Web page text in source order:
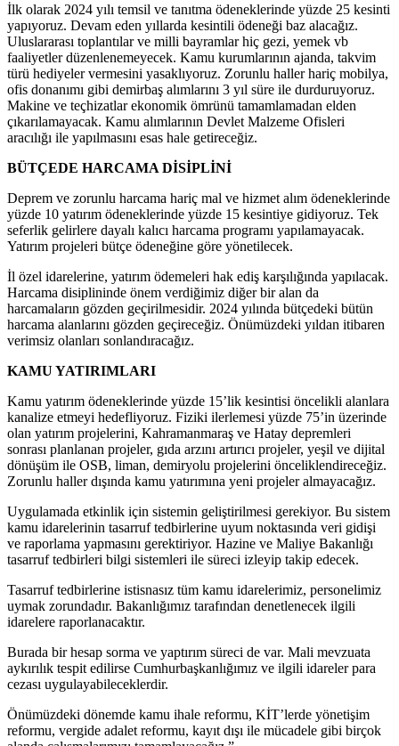
İlk olarak 2024 yılı temsil ve tanıtma ödeneklerinde yüzde 25 kesinti
yapıyoruz. Devam eden yıllarda kesintili ödeneği baz alacağız.
Uluslararası toplantılar ve milli bayramlar hiç gezi, yemek vb
faaliyetler düzenlenemeyecek. Kamu kurumlarının ajanda, takvim
türü hediyeler vermesini yasaklıyoruz. Zorunlu haller hariç mobilya,
ofis donanımı gibi demirbaş alımlarını 3 yıl süre ile durduruyoruz.
Makine ve teçhizatlar ekonomik ömrünü tamamlamadan elden
çıkarılamayacak. Kamu alımlarının Devlet Malzeme Ofisleri
aracılığı ile yapılmasını esas hale getireceğiz.
BÜTÇEDE HARCAMA DİSİPLİNİ
Deprem ve zorunlu harcama hariç mal ve hizmet alım ödeneklerinde
yüzde 10 yatırım ödeneklerinde yüzde 15 kesintiye gidiyoruz. Tek
seferlik gelirlere dayalı kalıcı harcama programı yapılamayacak.
Yatırım projeleri bütçe ödeneğine göre yönetilecek.
İl özel idarelerine, yatırım ödemeleri hak ediş karşılığında yapılacak.
Harcama disiplininde önem verdiğimiz diğer bir alan da
harcamaların gözden geçirilmesidir. 2024 yılında bütçedeki bütün
harcama alanlarını gözden geçireceğiz. Önümüzdeki yıldan itibaren
verimsiz olanları sonlandıracağız.
KAMU YATIRIMLARI
Kamu yatırım ödeneklerinde yüzde 15’lik kesintisi öncelikli alanlara
kanalize etmeyi hedefliyoruz. Fiziki ilerlemesi yüzde 75’in üzerinde
olan yatırım projelerini, Kahramanmaraş ve Hatay depremleri
sonrası planlanan projeler, gıda arzını artırıcı projeler, yeşil ve dijital
dönüşüm ile OSB, liman, demiryolu projelerini önceliklendireceğiz.
Zorunlu haller dışında kamu yatırımına yeni projeler almayacağız.
Uygulamada etkinlik için sistemin geliştirilmesi gerekiyor. Bu sistem
kamu idarelerinin tasarruf tedbirlerine uyum noktasında veri gidişi
ve raporlama yapmasını gerektiriyor. Hazine ve Maliye Bakanlığı
tasarruf tedbirleri bilgi sistemleri ile süreci izleyip takip edecek.
Tasarruf tedbirlerine istisnasız tüm kamu idarelerimiz, personelimiz
uymak zorundadır. Bakanlığımız tarafından denetlenecek ilgili
idarelere raporlanacaktır.
Burada bir hesap sorma ve yaptırım süreci de var. Mali mevzuata
aykırılık tespit edilirse Cumhurbaşkanlığımız ve ilgili idareler para
cezası uygulayabileceklerdir.
Önümüzdeki dönemde kamu ihale reformu, KİT’lerde yönetişim
reformu, vergide adalet reformu, kayıt dışı ile mücadele gibi birçok